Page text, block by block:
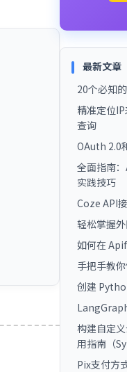
最新文章
20个必知
精准定位
查询
OAuth 2.0
全面指南
实践技巧
Coze API
轻松掌握
如何在
手把手教
创建
构建自定
用指南（
Pix支付方